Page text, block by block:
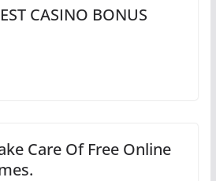
CASINO BONUS
Care Of Free Online